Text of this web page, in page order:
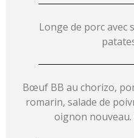
Longe de porc avec
Bœuf BB au chorizo,
romarin, salade de
oignon